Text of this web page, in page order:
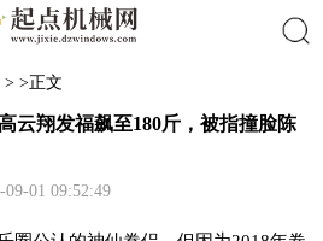
> >正文
云翔发福飙至180斤，被指撞脸陈
01 09:52:49